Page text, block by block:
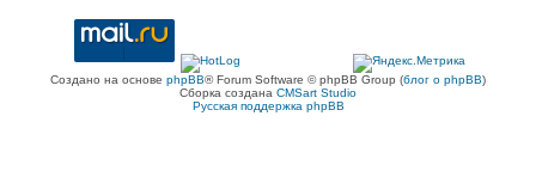
Создано на основе phpBB® Forum Software © phpBB Group (блог о phpBB)
Сборка создана CMSart Studio
Русская поддержка phpBB